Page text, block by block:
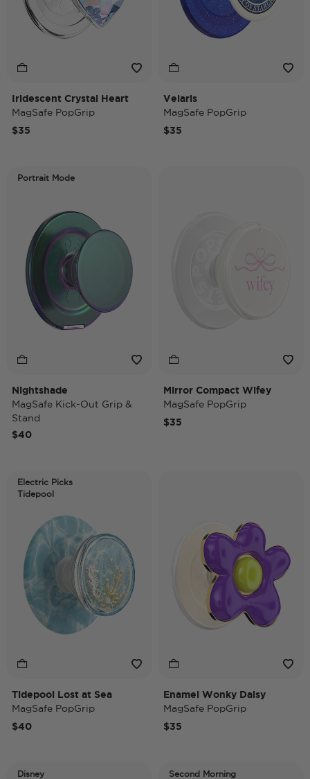
Iridescent Crystal Heart
MagSafe PopGrip
$35
Velaris
MagSafe PopGrip
$35
Portrait Mode
Nightshade
MagSafe Kick-Out Grip &
Stand
$40
Mirror Compact Wifey
MagSafe PopGrip
$35
Electric Picks
Tidepool
Tidepool Lost at Sea
MagSafe PopGrip
$40
Enamel Wonky Daisy
MagSafe PopGrip
$35
Disney Second Morning